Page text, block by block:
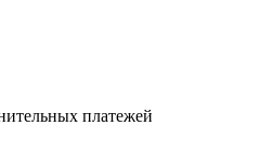
платежей